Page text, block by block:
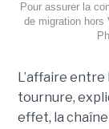
Pour assurer la
de migration hors
L’affaire
tournure,
effet, la